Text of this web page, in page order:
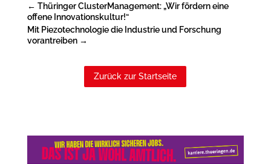
← Thüringer ClusterManagement: „Wir fördern eine
offene Innovationskultur!“
Mit Piezotechnologie die Industrie und Forschung
vorantreiben→
Zurück zur Startseite